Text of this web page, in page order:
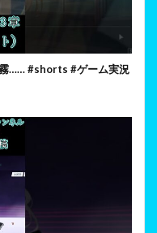
…… #shorts #ゲーム実況